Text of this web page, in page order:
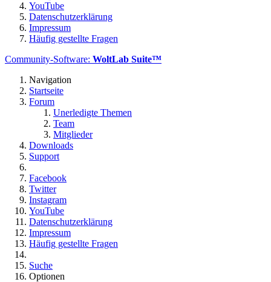
YouTube
Datenschutzerklärung
Impressum
Häufig gestellte Fragen
Community-Software: WoltLab Suite™
Navigation
Startseite
Forum
Unerledigte Themen
Team
Mitglieder
Downloads
Support
Facebook
Twitter
Instagram
YouTube
Datenschutzerklärung
Impressum
Häufig gestellte Fragen
Suche
Optionen